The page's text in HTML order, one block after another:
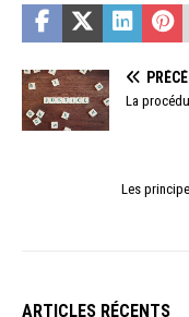
La
Les
ARTICLES RÉCENTS